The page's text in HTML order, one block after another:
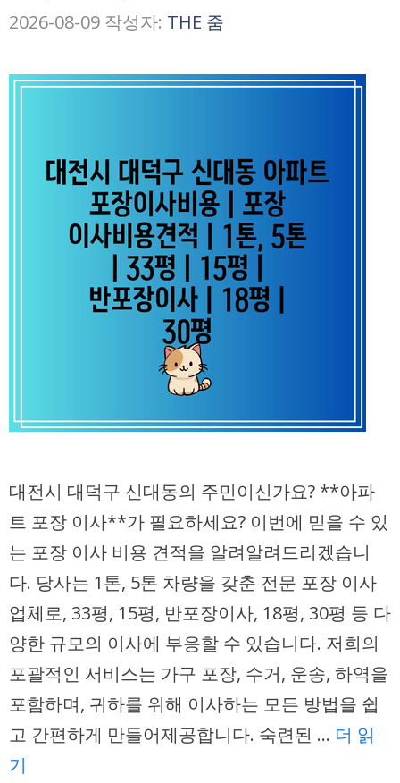
2026-08-09 작성자: THE 줌
대전시 대덕구 신대동의 주민이신가요? **아파
트 포장 이사**가 필요하세요? 이번에 믿을 수 있
는 포장 이사 비용 견적을 알려알려드리겠습니
다. 당사는 1톤, 5톤 차량을 갖춘 전문 포장 이사
업체로, 33평, 15평, 반포장이사, 18평, 30평 등 다
양한 규모의 이사에 부응할 수 있습니다. 저희의
포괄적인 서비스는 가구 포장, 수거, 운송, 하역을
포함하며, 귀하를 위해 이사하는 모든 방법을 쉽
고 간편하게 만들어제공합니다. 숙련된 … 더 읽
기